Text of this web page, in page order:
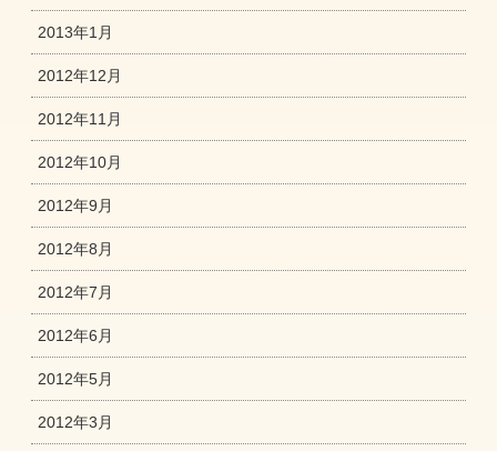
2013年1月
2012年12月
2012年11月
2012年10月
2012年9月
2012年8月
2012年7月
2012年6月
2012年5月
2012年3月